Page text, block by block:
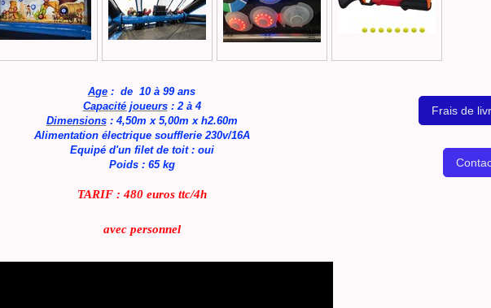
Age : de 10 à 99 ans
Capacité joueurs : 2 à 4
Dimensions : 4,50m x 5,00m x h2.60m
Alimentation électrique soufflerie 230v/16A
Equipé d'un filet de toit : oui
Poids : 65 kg
TARIF : 480 euros ttc/4h
avec personnel
Frais de